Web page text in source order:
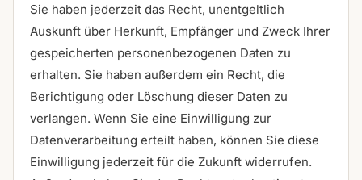
Sie haben jederzeit das Recht, unentgeltlich
Auskunft über Herkunft, Empfänger und Zweck Ihrer
gespeicherten personenbezogenen Daten zu
erhalten. Sie haben außerdem ein Recht, die
Berichtigung oder Löschung dieser Daten zu
verlangen. Wenn Sie eine Einwilligung zur
Datenverarbeitung erteilt haben, können Sie diese
Einwilligung jederzeit für die Zukunft widerrufen.